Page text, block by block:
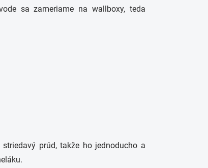
sa zameriame na wallboxy, teda
prúd, takže ho jednoducho a